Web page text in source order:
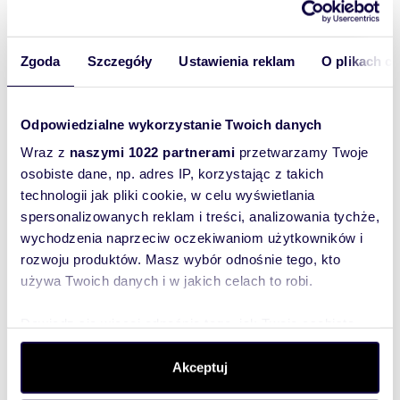
Zgoda Szczegóły Ustawienia reklam O plikach
Odpowiedzialne wykorzystanie Twoich danych
Wraz z naszymi 1022 partnerami przetwarzamy Twoje
osobiste dane, np. adres IP, korzystając z takich
technologii jak pliki cookie, w celu wyświetlania
spersonalizowanych reklam i treści, analizowania tychże,
wychodzenia naprzeciw oczekiwaniom użytkowników i
rozwoju produktów. Masz wybór odnośnie tego, kto
używa Twoich danych i w jakich celach to robi.
dane są przetwarzane oraz ustaw własne preferencje w
. W Deklaracji plików cookie możesz
zmienić lub wycofać swoją zgodę w dowolnej chwili.
Akceptuj
Do dyspozycji Najemcy jest
salon z wyjściem na balkon, kuchnia, sypialnia,
Mieszkanie składa się z:
- salon z wyjściem na balkon: stół z krzesłami,
komoda,
- kuchnia: zabudowa mebli kuchennych,
lodówka, płytka indukcyjna, okap, piekarnik
elektryczny, mikrofalówka, czajnik elektryczny,
zmywarka, stół, 2 taborety.
- sypialnia: pojemna szafa, łóżko dwuosobowe z
materacem, szafka nocna.
- pokój: wersalka, komoda
Dodatkowe udogodnienia:możliwość
wynajęcia garażu. Płatne 350 zł
sposób, aby
właściciel
Tobą
skontaktował!